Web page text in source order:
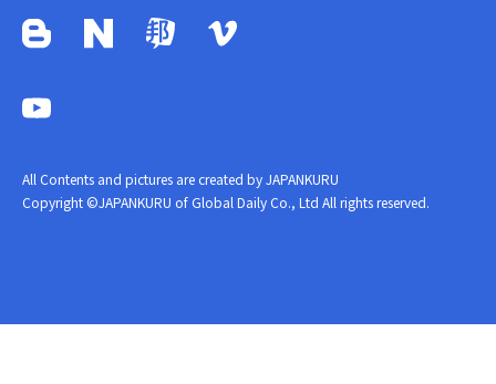
All Contents and pictures are created by JAPANKURU
Copyright ©JAPANKURU of Global Daily Co., Ltd All rights reserved.